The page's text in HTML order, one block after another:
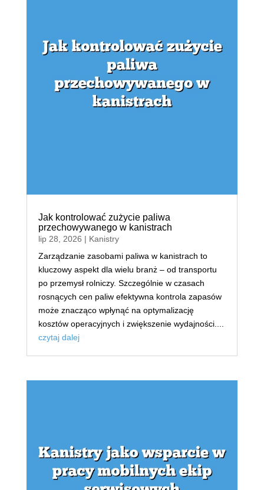
Jak kontrolować zużycie paliwa
przechowywanego w kanistrach
lip 28, 2026 | Kanistry
Zarządzanie zasobami paliwa w kanistrach to
kluczowy aspekt dla wielu branż – od transportu
po przemysł rolniczy. Szczególnie w czasach
rosnących cen paliw efektywna kontrola zapasów
może znacząco wpłynąć na optymalizację
kosztów operacyjnych i zwiększenie wydajności....
czytaj dalej